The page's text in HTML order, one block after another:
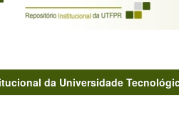
da Universidade